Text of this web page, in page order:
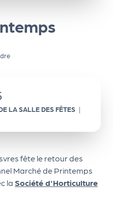
LA SALLE DES FÊTES |
fête le retour des
Marché de Printemps
la Société d'Horticulture